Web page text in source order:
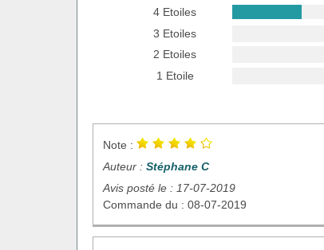
4 Etoiles
3 Etoiles
2 Etoiles
1 Etoile
Note :
Auteur : Stéphane C
Avis posté le : 17-07-2019
Commande du : 08-07-2019